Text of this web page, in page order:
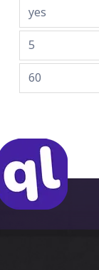
yes
5
60